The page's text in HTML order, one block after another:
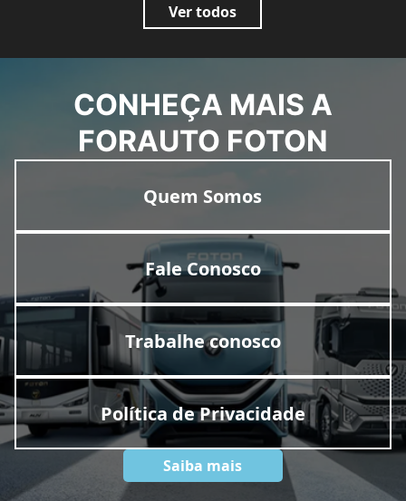
Ver todos
CONHEÇA MAIS A
FORAUTO FOTON
Quem Somos
Fale Conosco
Trabalhe conosco
Política de Privacidade
Saiba mais